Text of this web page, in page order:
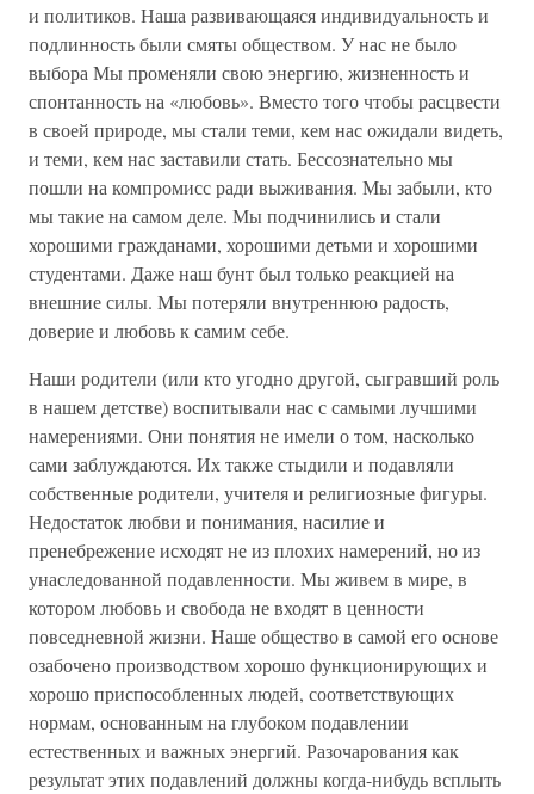
и политиков. Наша развивающаяся индивидуальность и
подлинность были смяты обществом. У нас не было
выбора Мы променяли свою энергию, жизненность и
спонтанность на «любовь». Вместо того чтобы расцвести
в своей природе, мы стали теми, кем нас ожидали видеть,
и теми, кем нас заставили стать. Бессознательно мы
пошли на компромисс ради выживания. Мы забыли, кто
мы такие на самом деле. Мы подчинились и стали
хорошими гражданами, хорошими детьми и хорошими
студентами. Даже наш бунт был только реакцией на
внешние силы. Мы потеряли внутреннюю радость,
доверие и любовь к самим себе.
Наши родители (или кто угодно другой, сыгравший роль
в нашем детстве) воспитывали нас с самыми лучшими
намерениями. Они понятия не имели о том, насколько
сами заблуждаются. Их также стыдили и подавляли
собственные родители, учителя и религиозные фигуры.
Недостаток любви и понимания, насилие и
пренебрежение исходят не из плохих намерений, но из
унаследованной подавленности. Мы живем в мире, в
котором любовь и свобода не входят в ценности
повседневной жизни. Наше общество в самой его основе
озабочено производством хорошо функционирующих и
хорошо приспособленных людей, соответствующих
нормам, основанным на глубоком подавлении
естественных и важных энергий. Разочарования как
результат этих подавлений должны когда-нибудь всплыть